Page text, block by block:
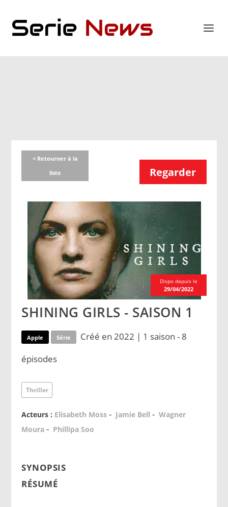
< Retourner à la
liste
Regarder
Dispo depuis le
29/04/2022
SHINING GIRLS - SAISON 1
Apple Série
Créé en 2022 | 1 saison - 8
épisodes
Thriller
Acteurs : Elisabeth Moss - Jamie Bell - Wagner
Moura - Phillipa Soo
SYNOPSIS
RÉSUMÉ